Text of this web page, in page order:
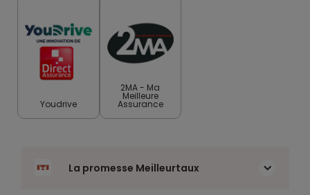
Youdrive
2MA - Ma
Meilleure
Assurance
La promesse Meilleurtaux